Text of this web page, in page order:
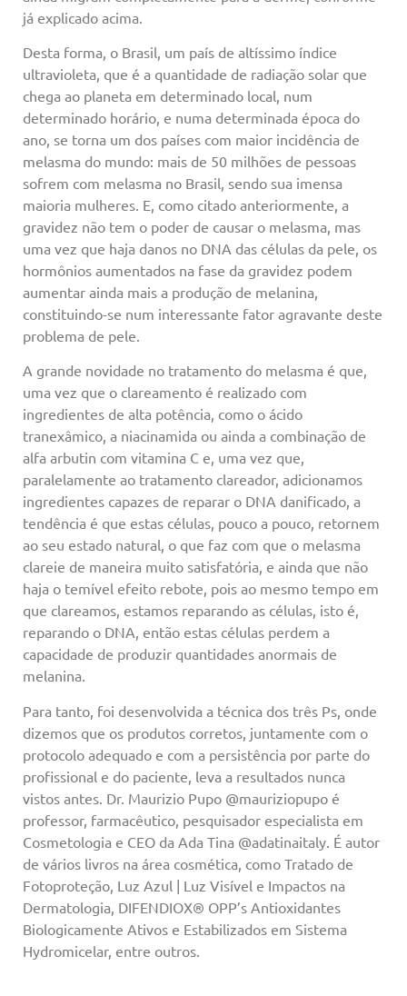
já explicado acima.
Desta forma, o Brasil, um país de altíssimo índice
ultravioleta, que é a quantidade de radiação solar que
chega ao planeta em determinado local, num
determinado horário, e numa determinada época do
ano, se torna um dos países com maior incidência de
melasma do mundo: mais de 50 milhões de pessoas
sofrem com melasma no Brasil, sendo sua imensa
maioria mulheres. E, como citado anteriormente, a
gravidez não tem o poder de causar o melasma, mas
uma vez que haja danos no DNA das células da pele, os
hormônios aumentados na fase da gravidez podem
aumentar ainda mais a produção de melanina,
constituindo-se num interessante fator agravante deste
problema de pele.
A grande novidade no tratamento do melasma é que,
uma vez que o clareamento é realizado com
ingredientes de alta potência, como o ácido
tranexâmico, a niacinamida ou ainda a combinação de
alfa arbutin com vitamina C e, uma vez que,
paralelamente ao tratamento clareador, adicionamos
ingredientes capazes de reparar o DNA danificado, a
tendência é que estas células, pouco a pouco, retornem
ao seu estado natural, o que faz com que o melasma
clareie de maneira muito satisfatória, e ainda que não
haja o temível efeito rebote, pois ao mesmo tempo em
que clareamos, estamos reparando as células, isto é,
reparando o DNA, então estas células perdem a
capacidade de produzir quantidades anormais de
melanina.
Para tanto, foi desenvolvida a técnica dos três Ps, onde
dizemos que os produtos corretos, juntamente com o
protocolo adequado e com a persistência por parte do
profissional e do paciente, leva a resultados nunca
vistos antes. Dr. Maurizio Pupo @mauriziopupo é
professor, farmacêutico, pesquisador especialista em
Cosmetologia e CEO da Ada Tina @adatinaitaly. É autor
de vários livros na área cosmética, como Tratado de
Fotoproteção, Luz Azul | Luz Visível e Impactos na
Dermatologia, DIFENDIOX® OPP’s Antioxidantes
Biologicamente Ativos e Estabilizados em Sistema
Hydromicelar, entre outros.